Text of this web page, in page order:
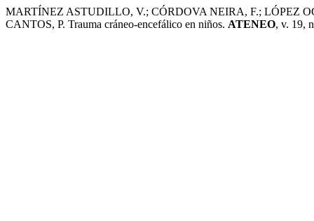
MARTÍNEZ ASTUDILLO, V.; CÓRDOVA NEIRA, F.; LÓPEZ
CANTOS, P. Trauma cráneo-encefálico en niños. ATENEO, v. 19,